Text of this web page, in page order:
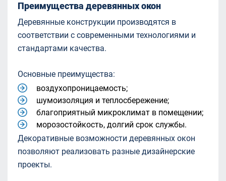
Преимущества деревянных окон
Деревянные конструкции производятся в
соответствии с современными технологиями и
стандартами качества.
Основные преимущества:
воздухопроницаемость;
шумоизоляция и теплосбережение;
благоприятный микроклимат в помещении;
морозостойкость, долгий срок службы.
Декоративные возможности деревянных окон
позволяют реализовать разные дизайнерские
проекты.